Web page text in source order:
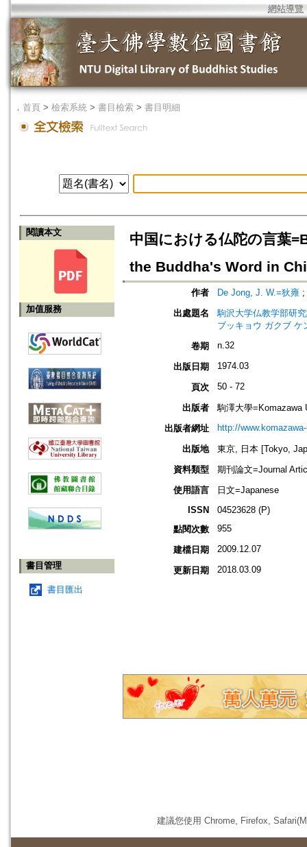
網站導覽
． 首頁 > 檢索系統 > 書目檢索 > 書目明細
閱讀本文
加值服務
書目管理
書目匯出
中国における仏陀の言葉
the Buddha's Word in
作者 De Jong, J. W.=狄雍 ;
出處題名
駒沢大学仏教学部研
ブッキョウ ガクブ ケ
卷期
n.32
出版日期 1974.03
頁次 50 - 72
出版者
駒澤大學=Komazawa
出版者網址
http://
出版地
東京, 日本 [Tokyo,
資料類型
期刊論文=Journal
使用語言
日文=Japanese
ISSN
04523628 (P)
點閱次數
955
建檔日期 2009.12.07
更新日期 2018.03.09
建議您使用 Chrome, Firefox,